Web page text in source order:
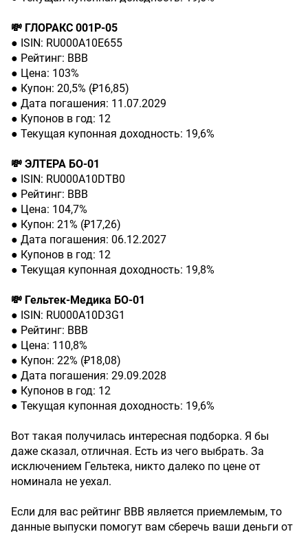
💸 ГЛОРАКС 001Р-05
● ISIN: RU000A10E655
● Рейтинг: BBВ
● Цена: 103%
● Купон: 20,5% (₽16,85)
● Дата погашения: 11.07.2029
● Купонов в год: 12
● Текущая купонная доходность: 19,6%
💸 ЭЛТЕРА БО-01
● ISIN: RU000A10DTB0
● Рейтинг: BBВ
● Цена: 104,7%
● Купон: 21% (₽17,26)
● Дата погашения: 06.12.2027
● Купонов в год: 12
● Текущая купонная доходность: 19,8%
💸 Гельтек-Медика БО-01
● ISIN: RU000A10D3G1
● Рейтинг: BBВ
● Цена: 110,8%
● Купон: 22% (₽18,08)
● Дата погашения: 29.09.2028
● Купонов в год: 12
● Текущая купонная доходность: 19,6%
Вот такая получилась интересная подборка. Я бы
даже сказал, отличная. Есть из чего выбрать. За
исключением Гельтека, никто далеко по цене от
номинала не уехал.
Если для вас рейтинг ВВВ является приемлемым, то
данные выпуски помогут вам сберечь ваши деньги от